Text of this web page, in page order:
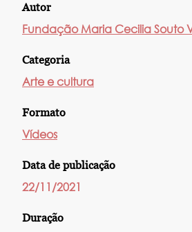
Autor
Fundação Maria Cecilia Souto
Categoria
Arte e cultura
Formato
Vídeos
Data de publicação
22/11/2021
Duração